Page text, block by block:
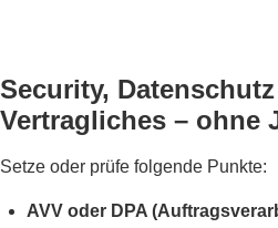
Security,
Vertragliches – ohne
Setze oder prüfe folgende Punkte:
AVV oder DPA